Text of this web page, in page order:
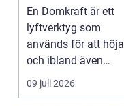
En Domkraft är ett
lyftverktyg som
används för att höja
och ibland även
positionera tunga
objekt, so...
09 juli 2026